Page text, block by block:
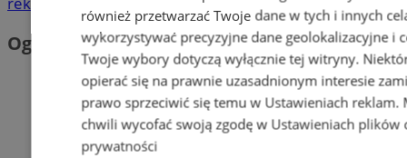
Ogłoszenia
również przetwarzać Twoje dane w tych i innych
wykorzystywać precyzyjne dane geolokalizacyjne i
Twoje wybory dotyczą wyłącznie tej witryny.
opierać się na prawnie uzasadnionym interesie
prawo sprzeciwić się temu w Ustawieniach reklam.
chwili wycofać swoją zgodę w Ustawieniach plików
prywatności